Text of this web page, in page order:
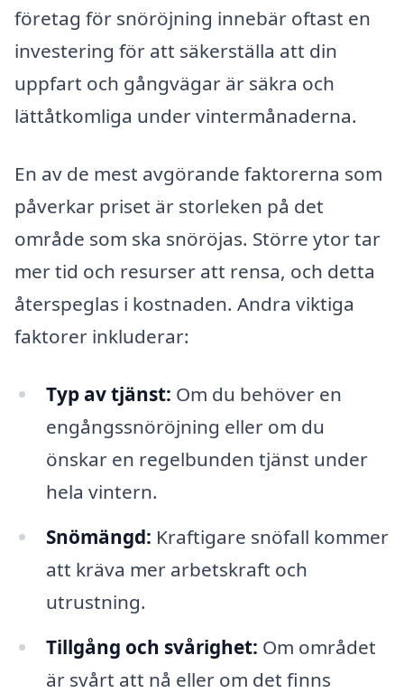
företag för snöröjning innebär oftast en
investering för att säkerställa att din
uppfart och gångvägar är säkra och
lättåtkomliga under vintermånaderna.
En av de mest avgörande faktorerna som
påverkar priset är storleken på det
område som ska snöröjas. Större ytor tar
mer tid och resurser att rensa, och detta
återspeglas i kostnaden. Andra viktiga
faktorer inkluderar:
Typ av tjänst: Om du behöver en
engångssnöröjning eller om du
önskar en regelbunden tjänst under
hela vintern.
Snömängd: Kraftigare snöfall kommer
att kräva mer arbetskraft och
utrustning.
Tillgång och svårighet: Om området
är svårt att nå eller om det finns